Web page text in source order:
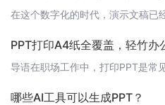
PPT打印A4纸全覆盖，轻竹办
哪些AI工具可以生成PPT？